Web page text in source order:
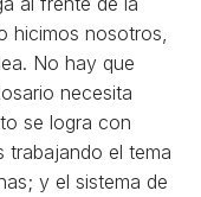
hicimos nosotros,
No hay que
necesita
se logra con
trabajando el tema
y el sistema de